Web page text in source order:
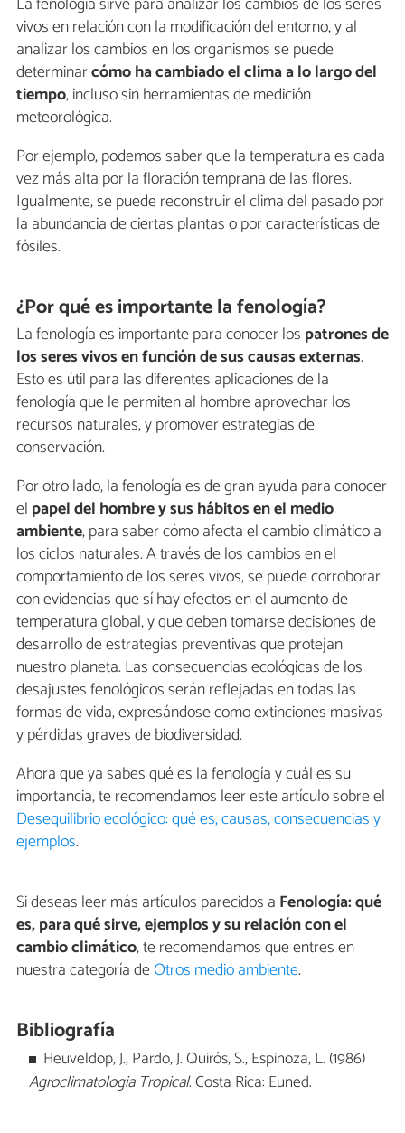
vivos en relación con la modificación del entorno, y al
analizar los cambios en los organismos se puede
determinarcómo ha cambiado el clima a lo largo del
tiempo, incluso sin herramientas de medición
meteorológica.
Por ejemplo, podemos saber que la temperatura es cada
vez más alta por la floración temprana de las flores.
Igualmente, se puede reconstruir el clima del pasado por
la abundancia de ciertas plantas o por características de
fósiles.
¿Por qué es importante la fenología?
La fenología es importante para conocer los patrones de
los seres vivos en función de sus causas externas.
Esto es útil para las diferentes aplicaciones de la
fenología que le permiten al hombre aprovechar los
recursos naturales, y promover estrategias de
conservación.
Por otro lado, la fenología es de gran ayuda para conocer
el papel del hombre y sus hábitos en el medio
ambiente, para saber cómo afecta el cambio climático a
los ciclos naturales. A través de los cambios en el
comportamiento de los seres vivos, se puede corroborar
con evidencias que sí hay efectos en el aumento de
temperatura global, y que deben tomarse decisiones de
desarrollo de estrategias preventivas que protejan
nuestro planeta. Las consecuencias ecológicas de los
desajustes fenológicos serán reflejadas en todas las
formas de vida, expresándose como extinciones masivas
y pérdidas graves de biodiversidad.
Ahora que ya sabes qué es la fenología y cuál es su
importancia, te recomendamos leer este artículo sobre el
Desequilibrio ecológico: qué es, causas, consecuencias y
ejemplos.
Si deseas leer más artículos parecidos a Fenología: qué
es, para qué sirve, ejemplos y su relación con el
cambio climático, te recomendamos que entres en
nuestra categoría deOtros medio ambiente.
Bibliografía
Heuveldop, J., Pardo, J. Quirós, S., Espinoza, L. (1986)
Agroclimatologia Tropical. Costa Rica: Euned.